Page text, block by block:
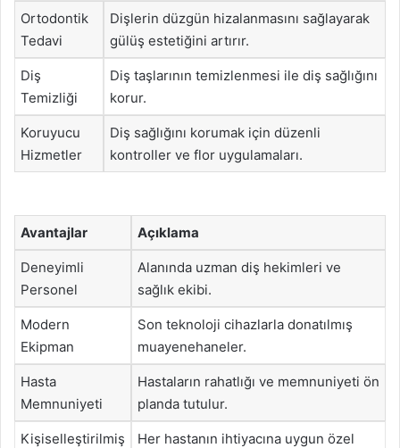
Ortodontik
Tedavi
Dişlerin düzgün hizalanmasını sağlayarak
gülüş estetiğini artırır.
Diş
Temizliği
Diş taşlarının temizlenmesi ile diş sağlığını
korur.
Koruyucu
Hizmetler
Diş sağlığını korumak için düzenli
kontroller ve flor uygulamaları.
Avantajlar Açıklama
Deneyimli
Personel
Alanında uzman diş hekimleri ve
sağlık ekibi.
Modern
Ekipman
Son teknoloji cihazlarla donatılmış
muayenehaneler.
Hasta
Memnuniyeti
Hastaların rahatlığı ve memnuniyeti ön
planda tutulur.
Kişiselleştirilmiş
Her hastanın ihtiyacına uygun özel